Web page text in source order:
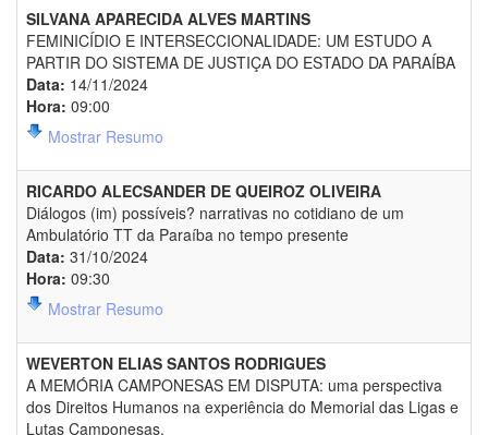
SILVANA APARECIDA ALVES MARTINS
FEMINICÍDIO E INTERSECCIONALIDADE: UM ESTUDO A
PARTIR DO SISTEMA DE JUSTIÇA DO ESTADO DA PARAÍBA
Data: 14/11/2024
Hora: 09:00
Mostrar Resumo
RICARDO ALECSANDER DE QUEIROZ OLIVEIRA
Diálogos (im) possíveis? narrativas no cotidiano de um
Ambulatório TT da Paraíba no tempo presente
Data: 31/10/2024
Hora: 09:30
Mostrar Resumo
WEVERTON ELIAS SANTOS RODRIGUES
A MEMÓRIA CAMPONESAS EM DISPUTA: uma perspectiva
dos Direitos Humanos na experiência do Memorial das Ligas e
Lutas Camponesas.